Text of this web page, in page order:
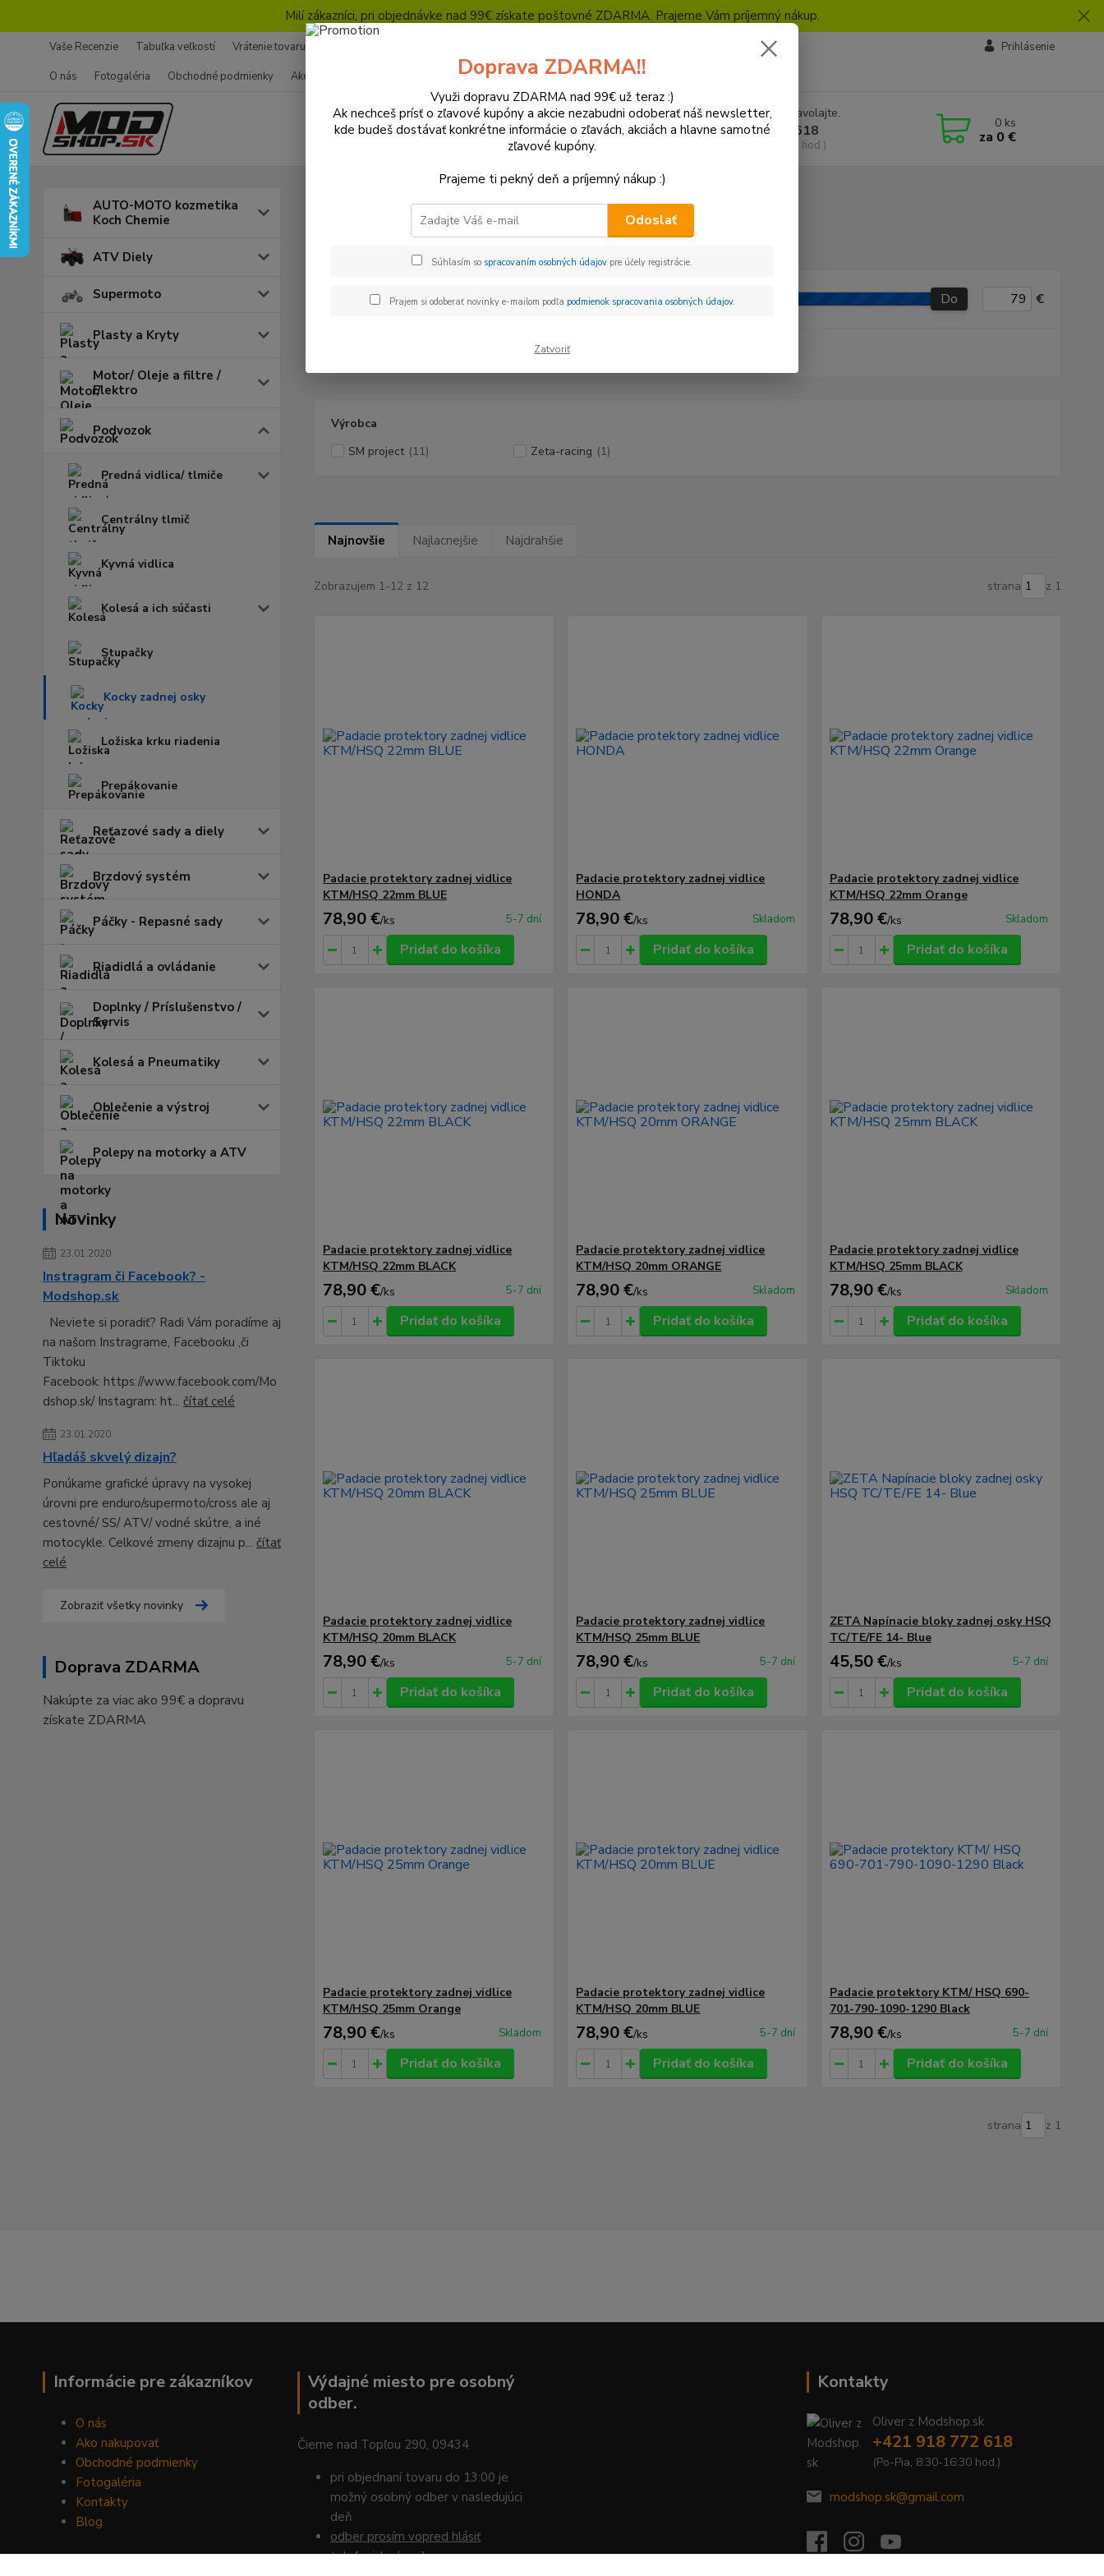
Milí zákazníci, pri objednávke nad 99€ získate poštovné ZDARMA. Prajeme Vám príjemný nákup.
Vaše Recenzie Tabuľka veľkostí Vrátenie tovaru - Formulár
O nás
Fotogaléria Obchodné podmienky Ako nakupovať Ochrana súkromia
Prihlásenie
Hľadať
Neviete si rady? Zavolajte.
+421 918 772 618
(Po-Pia, 8:30-16:30 hod.)
0 ks
za 0 €
AUTO-MOTO kozmetika
Koch Chemie
ATV Diely
Supermoto
Plasty a Kryty
Motor/ Oleje a filtre /
Elektro
Podvozok
Predná vidlica/ tlmiče
Centrálny tlmič
Kyvná vidlica
Kolesá a ich súčasti
Stupačky
Kocky zadnej osky
Ložiska krku riadenia
Prepákovanie
Reťazové sady a diely
Brzdový systém
Páčky - Repasné sady
Riadidlá a ovládanie
Doplnky / Príslušenstvo /
Servis
Kolesá a Pneumatiky
Oblečenie a výstroj
Polepy na motorky a ATV
Novinky
23.01.2020
Instragram či Facebook? -
Modshop.sk
Neviete si poradiť? Radi Vám poradíme aj
na našom Instragrame, Facebooku ,či
Tiktoku
Facebook: https://www.facebook.com/Mo
dshop.sk/ Instagram: ht... čítať celé
23.01.2020
Hľadáš skvelý dizajn?
Ponúkame grafické úpravy na vysokej
úrovni pre enduro/supermoto/cross ale aj
cestovné/ SS/ ATV/ vodné skútre, a iné
motocykle. Celkové zmeny dizajnu p... čítať
celé
Zobraziť všetky novinky
Doprava ZDARMA
Nakúpte za viac ako 99€ a dopravu
získate ZDARMA
Kocky zadnej osky
€ Od Do €
Akcia
Výrobca
SM project (11) Zeta-racing (1)
Najnovšie Najlacnejšie Najdrahšie
Zobrazujem 1-12 z 12 strana z 1
Padacie protektory zadnej vidlice
KTM/HSQ 22mm BLUE
78,90 €/ks 5-7 dní
Pridať do košíka
Padacie protektory zadnej vidlice
HONDA
78,90 €/ks Skladom
Pridať do košíka
Padacie protektory zadnej vidlice
KTM/HSQ 22mm Orange
78,90 €/ks Skladom
Pridať do košíka
Padacie protektory zadnej vidlice
KTM/HSQ 22mm BLACK
78,90 €/ks 5-7 dní
Pridať do košíka
Padacie protektory zadnej vidlice
KTM/HSQ 20mm ORANGE
78,90 €/ks Skladom
Pridať do košíka
Padacie protektory zadnej vidlice
KTM/HSQ 25mm BLACK
78,90 €/ks Skladom
Pridať do košíka
Padacie protektory zadnej vidlice
KTM/HSQ 20mm BLACK
78,90 €/ks 5-7 dní
Pridať do košíka
Padacie protektory zadnej vidlice
KTM/HSQ 25mm BLUE
78,90 €/ks 5-7 dní
Pridať do košíka
ZETA Napínacie bloky zadnej osky HSQ
TC/TE/FE 14- Blue
45,50 €/ks 5-7 dní
Pridať do košíka
Padacie protektory zadnej vidlice
KTM/HSQ 25mm Orange
78,90 €/ks Skladom
Pridať do košíka
Padacie protektory zadnej vidlice
KTM/HSQ 20mm BLUE
78,90 €/ks 5-7 dní
Pridať do košíka
Padacie protektory KTM/ HSQ 690-
701-790-1090-1290 Black
78,90 €/ks 5-7 dní
Pridať do košíka
strana z 1
Informácie pre zákazníkov
O nás
Ako nakupovať
Obchodné podmienky
Fotogaléria
Kontakty
Blog
Výdajné miesto pre osobný
odber.
Čierne nad Topľou 290, 09434
pri objednaní tovaru do 13:00 je
možný osobný odber v nasledujúci
deň
odber prosím vopred hlásiť
telefonicky / mailom.
Kontakty
Oliver z Modshop.sk
+421 918 772 618
(Po-Pia, 8:30-16:30 hod.)
modshop.sk@gmail.com
Doprava ZDARMA!!
Využi dopravu ZDARMA nad 99€ už teraz :)
Ak nechceš prísť o zľavové kupóny a akcie nezabudni odoberať náš newsletter,
kde budeš dostávať konkrétne informácie o zľavách, akciách a hlavne samotné
zľavové kupóny.
Prajeme ti pekný deň a príjemný nákup :)
Odoslať
Súhlasím so spracovaním osobných údajov pre účely registrácie.
Prajem si odoberať novinky e-mailom podľa podmienok spracovania osobných údajov.
Zatvoriť